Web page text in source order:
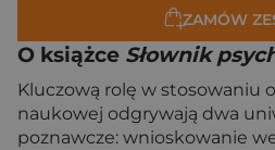
ZAMÓW
O książce Słownik
Kluczową rolę w stosowaniu
naukowej odgrywają dwa
poznawcze: wnioskowanie